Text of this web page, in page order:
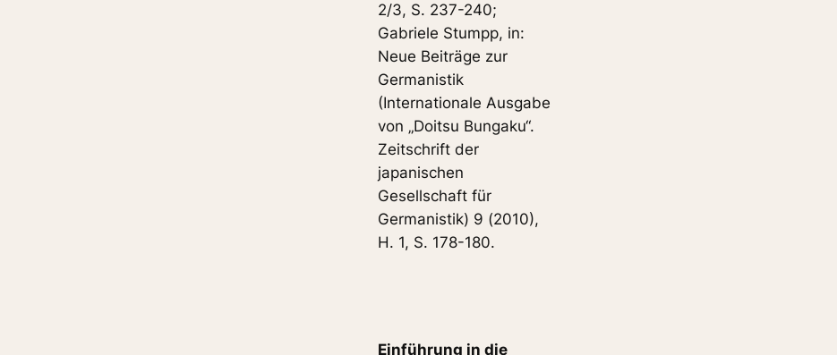
2/3, S. 237-240;
Gabriele Stumpp, in:
Neue Beiträge zur
Germanistik
(Internationale Ausgabe
von „Doitsu Bungaku“.
Zeitschrift der
japanischen
Gesellschaft für
Germanistik) 9 (2010),
H. 1, S. 178-180.
Einführung in die